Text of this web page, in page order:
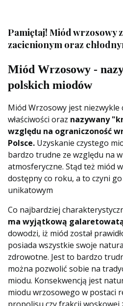
Pamiętaj! Miód wrzosowy
zacienionym oraz
Miód Wrzosowy -
polskich miodów
Miód Wrzosowy jest niezwykle
właściwości oraz nazywany
względu na ograniczoność
Polsce. Uzyskanie czystego
bardzo trudne ze względu na
atmosferyczne. Stąd też miód
dostępny co roku, a to czyni
unikatowym
Co najbardziej
ma wyjątkową
dowodzi, iż miód został
posiada wszystkie swoje
zdrowotne. Jest to bardzo
można pozwolić sobie na
miodu. Konsekwencją jest
miodu wrzosowego w postaci